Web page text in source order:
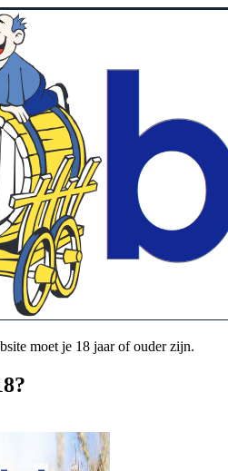
moet je 18 jaar of ouder zijn.